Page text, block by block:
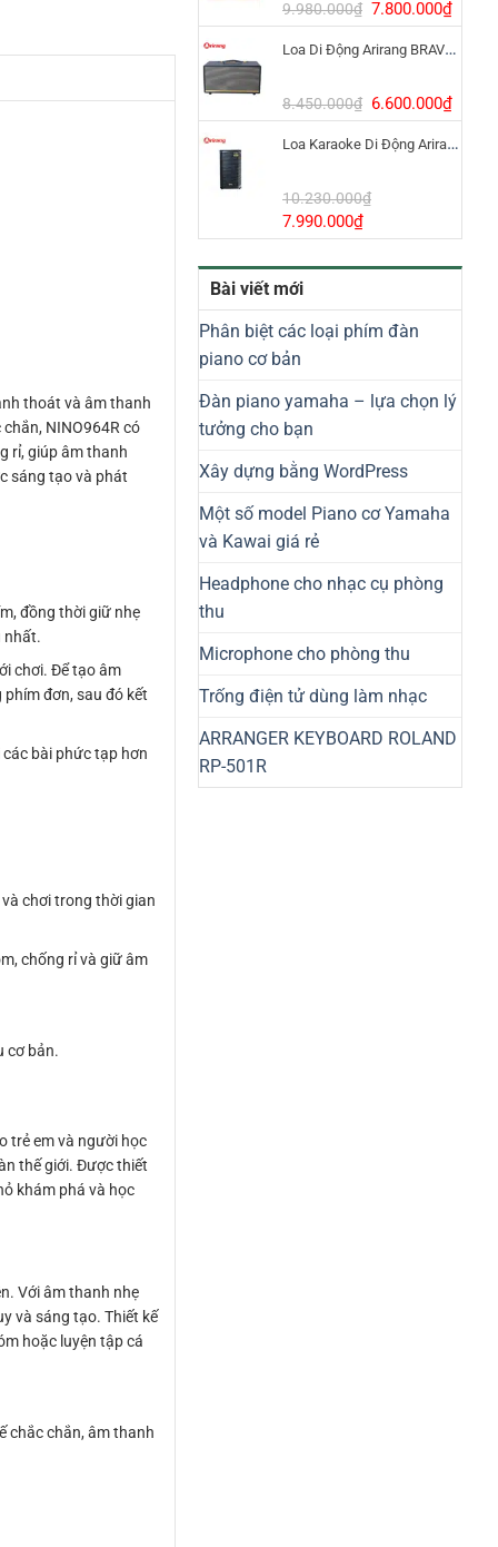
8.800.000₫.
9.980.000₫ Giá
gốc
là:
7.800.000₫Giá
hiện
tại
Loa Di Động Arirang BRAVO 8 800W Có Micro
8.450.000₫ Giá
gốc
là:
6.600.000₫Giá
hiện
tại
Loa Karaoke Di Động Arirang EDGE-X Model I
10.230.000₫
Giá
gốc
là:
10.230.000₫.
7.990.000₫Giá
hiện
tại
7.990.000₫.
Bài viết mới
Phân biệt các loại phím đàn
piano cơ bản
Đàn piano yamaha – lựa chọn lý
tưởng cho bạn
Xây dựng bằng WordPress
Một số model Piano cơ Yamaha
và Kawai giá rẻ
Headphone cho nhạc cụ phòng
thu
Microphone cho phòng thu
Trống điện tử dùng làm nhạc
ARRANGER KEYBOARD ROLAND
RP-501R
thoát và âm thanh
NINO964R có
rỉ, giúp âm thanh
sáng tạo và phát
đồng thời giữ nhẹ
nhất.
chơi. Để tạo âm
đơn, sau đó kết
bài phức tạp hơn
chơi trong thời gian
chống rỉ và giữ âm
cơ bản.
trẻ em và người học
thế giới. Được thiết
khám phá và học
Với âm thanh nhẹ
và sáng tạo. Thiết kế
hoặc luyện tập cá
chắc chắn, âm thanh